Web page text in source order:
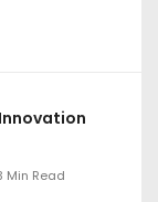
Min Read